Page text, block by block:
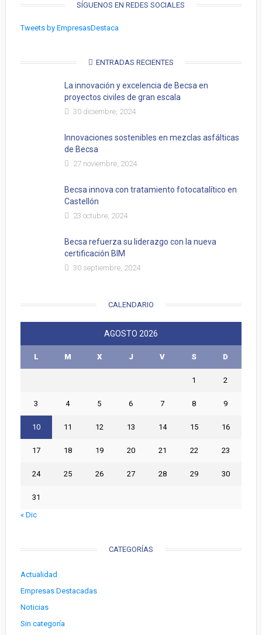
SÍGUENOS EN REDES SOCIALES
Tweets by EmpresasDestaca
ENTRADAS RECIENTES
La innovación y excelencia de Becsa en
proyectos civiles de gran escala
30 diciembre, 2024
Innovaciones sostenibles en mezclas asfálticas
de Becsa
27 noviembre, 2024
Becsa innova con tratamiento fotocatalítico en
Castellón
23 octubre, 2024
Becsa refuerza su liderazgo con la nueva
certificación BIM
30 septiembre, 2024
CALENDARIO
AGOSTO 2026
L M X J V S D
1 2
3 4 5 6 7 8 9
10 11 12 13 14 15 16
17 18 19 20 21 22 23
24 25 26 27 28 29 30
31
« Dic
CATEGORÍAS
Actualidad
Empresas Destacadas
Noticias
Sin categoría